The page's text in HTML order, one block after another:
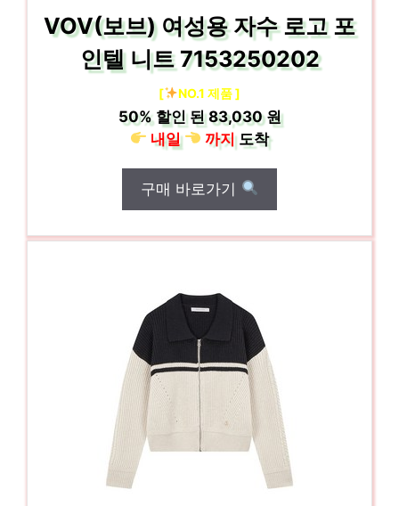
VOV(보브) 여성용 자수 로고 포
인텔 니트 7153250202
[ NO.1 제품 ]
50%할인 된83,030 원
내일
까지도착
구매 바로가기